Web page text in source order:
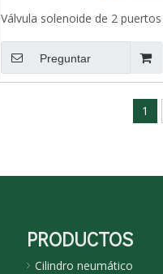
Válvula solenoide de 2 puertos
agua calentada
Preguntar
1
PRODUCTOS
Cilindro neumático